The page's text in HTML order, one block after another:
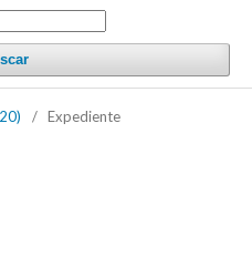
/ Expediente